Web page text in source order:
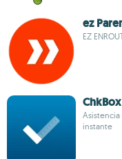
ez
EZ
instante